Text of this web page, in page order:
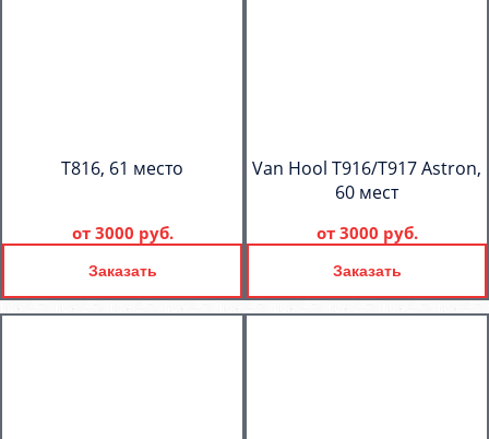
T816, 61 место
от 3000 руб.
Заказать
Van Hool T916/T917 Astron,
60 мест
от 3000 руб.
Заказать